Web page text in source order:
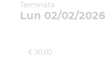
Terminata
Lun 02/02/2026
€ 30,00